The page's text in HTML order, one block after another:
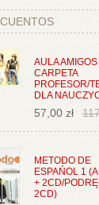
AULA AMIGOS
CARPETA
PROFESOR/
DLA
57,00 zł
METODO DE
ESPAŃOL 1
+ 2CD/
2CD)